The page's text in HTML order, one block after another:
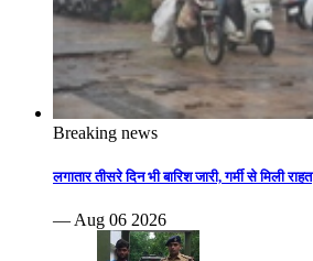
Breaking news
लगातार तीसरे दिन भी बारिश जारी, गर्मी से मिली राहत
— Aug 06 2026